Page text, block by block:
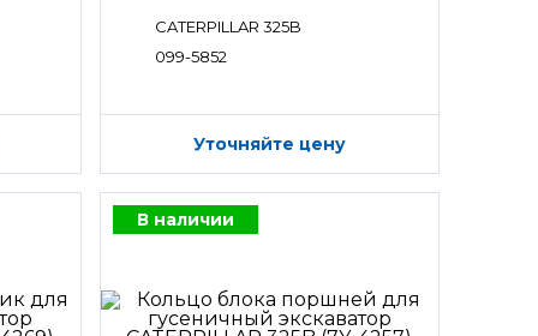
CATERPILLAR 325B
099-5852
Уточняйте цену
В наличии